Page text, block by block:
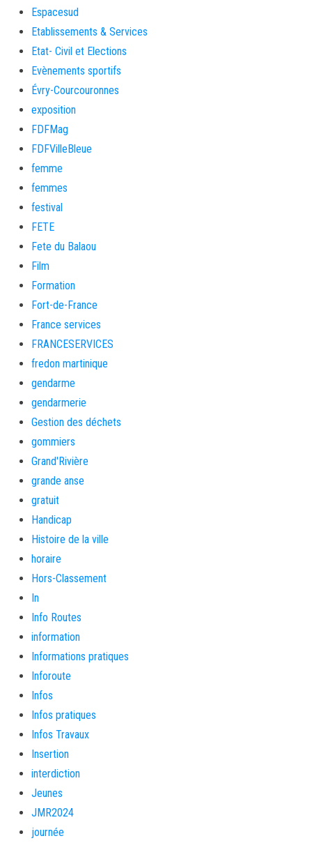
Espacesud
Etablissements & Services
Etat- Civil et Elections
Evènements sportifs
Évry-Courcouronnes
exposition
FDFMag
FDFVilleBleue
femme
femmes
festival
FETE
Fete du Balaou
Film
Formation
Fort-de-France
France services
FRANCESERVICES
fredon martinique
gendarme
gendarmerie
Gestion des déchets
gommiers
Grand'Rivière
grande anse
gratuit
Handicap
Histoire de la ville
horaire
Hors-Classement
In
Info Routes
information
Informations pratiques
Inforoute
Infos
Infos pratiques
Infos Travaux
Insertion
interdiction
Jeunes
JMR2024
journée